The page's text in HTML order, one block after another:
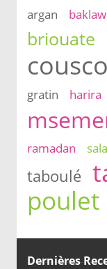
argan
briouate
gratin
harira
ramadan
taboulé
poulet
Dernières